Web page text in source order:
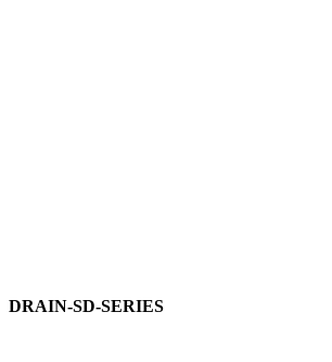
DRAIN-SD-SERIES